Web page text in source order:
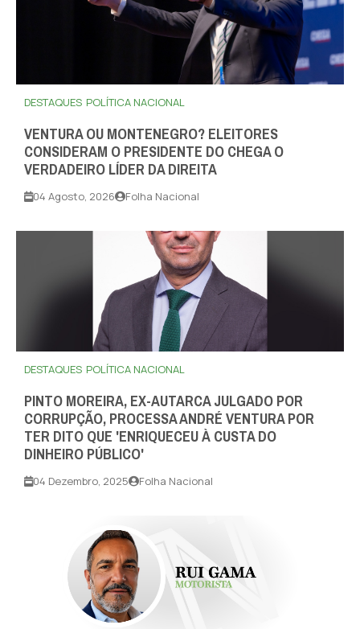
DESTAQUES POLÍTICA NACIONAL
VENTURA OU MONTENEGRO? ELEITORES
CONSIDERAM O PRESIDENTE DO CHEGA O
VERDADEIRO LÍDER DA DIREITA
04 Agosto, 2026 Folha Nacional
DESTAQUES POLÍTICA NACIONAL
PINTO MOREIRA, EX-AUTARCA JULGADO POR
CORRUPÇÃO, PROCESSA ANDRÉ VENTURA POR
TER DITO QUE 'ENRIQUECEU À CUSTA DO
DINHEIRO PÚBLICO'
04 Dezembro, 2025 Folha Nacional